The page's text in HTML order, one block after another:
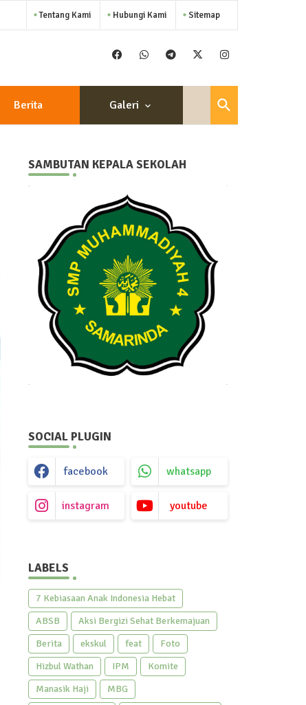
Tentang Kami Hubungi Kami Sitemap
Berita Galeri
SAMBUTAN KEPALA SEKOLAH
SOCIAL PLUGIN
facebook whatsapp
instagram youtube
LABELS
7 Kebiasaan Anak Indonesia Hebat
ABSB
Aksi Bergizi Sehat Berkemajuan
Berita
ekskul feat
Foto
Hizbul Wathan
IPM
Komite
Manasik Haji
MBG